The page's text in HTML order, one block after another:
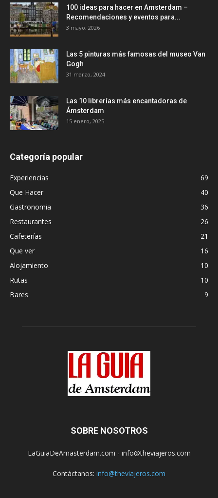
100 ideas para hacer en Amsterdam –
Recomendaciones y eventos para...
3 mayo, 2026
Las 5 pinturas más famosas del museo Van
Gogh
31 marzo, 2024
Las 10 librerías más encantadoras de
Ámsterdam
15 enero, 2025
Categoría popular
Experiencias
69
Que Hacer
40
Gastronomia
36
Restaurantes
26
Cafeterías
21
Que ver
16
Alojamiento
10
Rutas
10
Bares
9
SOBRE NOSOTROS
LaGuiaDeAmasterdam.com - info@theviajeros.com
Contáctanos: info@theviajeros.com